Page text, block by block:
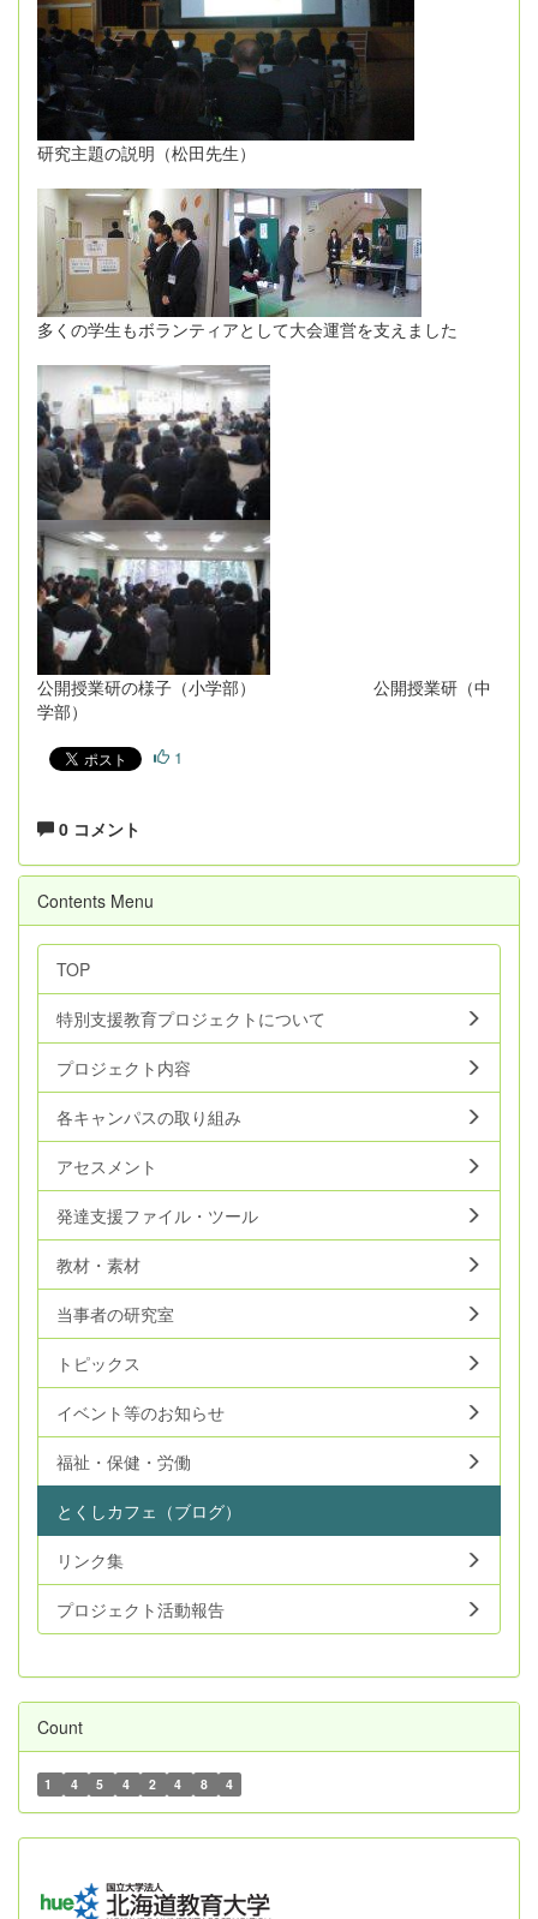
研究主題の説明（松田先生）
多くの学生もボランティアとして大会運営を支えました
公開授業研の様子（小学部） 公開授業研（中
学部）
1
0 コメント
Contents Menu
TOP
特別支援教育プロジェクトについて
プロジェクト内容
各キャンパスの取り組み
アセスメント
発達支援ファイル・ツール
教材・素材
当事者の研究室
トピックス
イベント等のお知らせ
福祉・保健・労働
とくしカフェ（ブログ）
リンク集
プロジェクト活動報告
Count
1 4 5 4 2 4 8 4